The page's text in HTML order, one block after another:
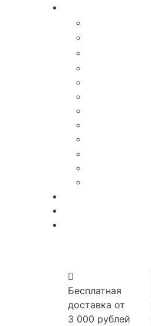
Бесплатная
доставка от
3 000 рублей